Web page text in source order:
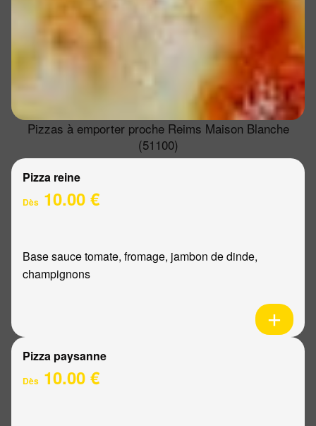
Pizzas à emporter proche Reims Maison Blanche
(51100)
Pizza reine
Dès 10.00 €
Base sauce tomate, fromage, jambon de dinde,
champignons
Pizza paysanne
Dès 10.00 €